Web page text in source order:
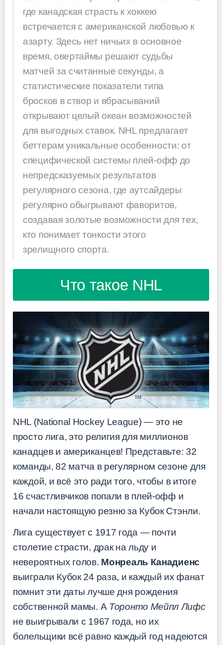
где канадская страсть к хоккею
встречается с американской любовью к
азарту. Здесь нет ничьих в основное
время, овертаймы решают судьбы
матчей за считанные секунды, а
статистические показатели типа
бросков в створ и вбрасываний
открывают целый океан возможностей
для выгодных ставок. NHL предлагает
беттерам уникальные особенности: от
специфической системы плей-офф до
непредсказуемых результатов
регулярного сезона, где аутсайдеры
регулярно обыгрывают фаворитов,
создавая золотые возможности для тех,
кто понимает тонкости этого
зрелищного спорта.
Что такое NHL
NHL (National Hockey League) — это не
просто лига, это религия для миллионов
канадцев и американцев! Представьте: 32
команды, 82 матча в регулярном сезоне для
каждой, и всё это ради того, чтобы в итоге
16 счастливчиков попали в плей-офф и
начали настоящую резню за Кубок Стэнли.
Лига существует с 1917 года — почти
столетие страсти, драк на льду и
невероятных голов. Монреаль Канадиенс
выиграли Кубок 24 раза, и каждый их фанат
помнит эти даты лучше дня рождения
собственной мамы. А Торонто Мейпл Лифс
не выигрывали с 1967 года, но их
болельщики всё равно каждый год надеются